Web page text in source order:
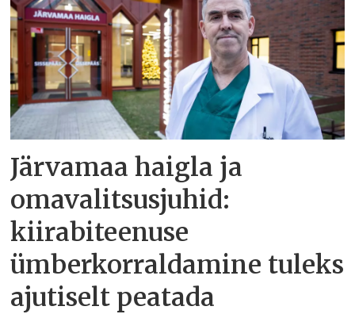
Järvamaa haigla ja
omavalitsusjuhid:
kiirabiteenuse
ümberkorraldamine tuleks
ajutiselt peatada